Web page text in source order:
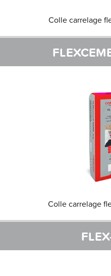
Colle carrelage
Colle carrelage